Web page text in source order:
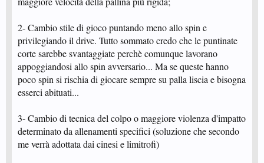
2- Cambio stile di gioco puntando meno allo spin e
privilegiando il drive. Tutto sommato credo che le puntinate
corte sarebbe svantaggiate perchè comunque lavorano
appoggiandosi allo spin avversario... Ma se queste hanno
poco spin si rischia di giocare sempre su palla liscia e bisogna
esserci abituati...
3- Cambio di tecnica del colpo o maggiore violenza d'impatto
determinato da allenamenti specifici (soluzione che secondo
me verrà adottata dai cinesi e limitrofi)